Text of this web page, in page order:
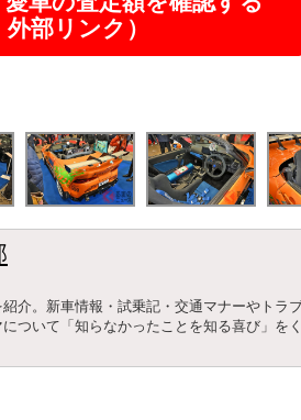
外部リンク）
介。新車情報・試乗記・交通マナーやトラ
ついて「知らなかったことを知る喜び」を